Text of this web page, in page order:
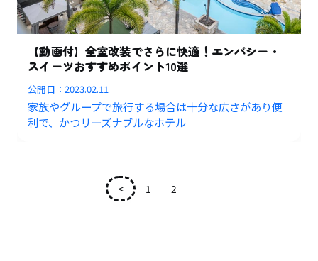
【動画付】全室改装でさらに快適！エンバシー・
スイーツおすすめポイント10選
公開日：2023.02.11
家族やグループで旅行する場合は十分な広さがあり便
利で、かつリーズナブルなホテル
< 1 2